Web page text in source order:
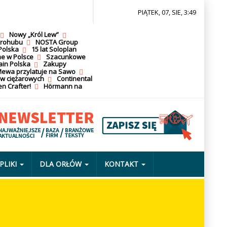
Nowy „Król Lew”
NOSTA Group
15 lat Soloplan
w Polsce
Szacunkowe
Polska
Zakupy
przylatuje na Sawo
ciężarowych
Continental
Crafter!
Hörmann na
PIĄTEK, 07, SIE, 3:49
PLIKI DLA ORŁÓW KONTAKT